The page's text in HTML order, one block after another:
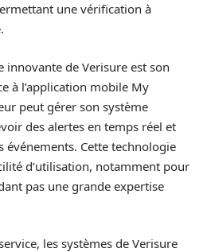
une vérification à
innovante de Verisure est son
à l’application mobile My
peut gérer son système
des alertes en temps réel et
événements. Cette technologie
d’utilisation, notamment pour
pas une grande expertise
les systèmes de Verisure